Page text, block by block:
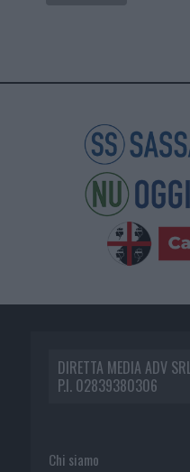
DIRETTA MEDIA ADV SRL
P.I. 02839380306
Chi siamo